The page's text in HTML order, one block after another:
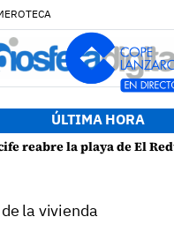
ÚLTIMA HORA
la playa de El Reducto con las últimas analíticas mostrando "una
la vivienda